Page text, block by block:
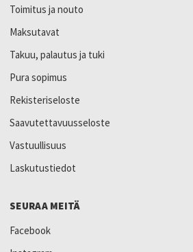
Toimitus ja nouto
Maksutavat
Takuu, palautus ja tuki
Pura sopimus
Rekisteriseloste
Saavutettavuusseloste
Vastuullisuus
Laskutustiedot
SEURAA MEITÄ
Facebook